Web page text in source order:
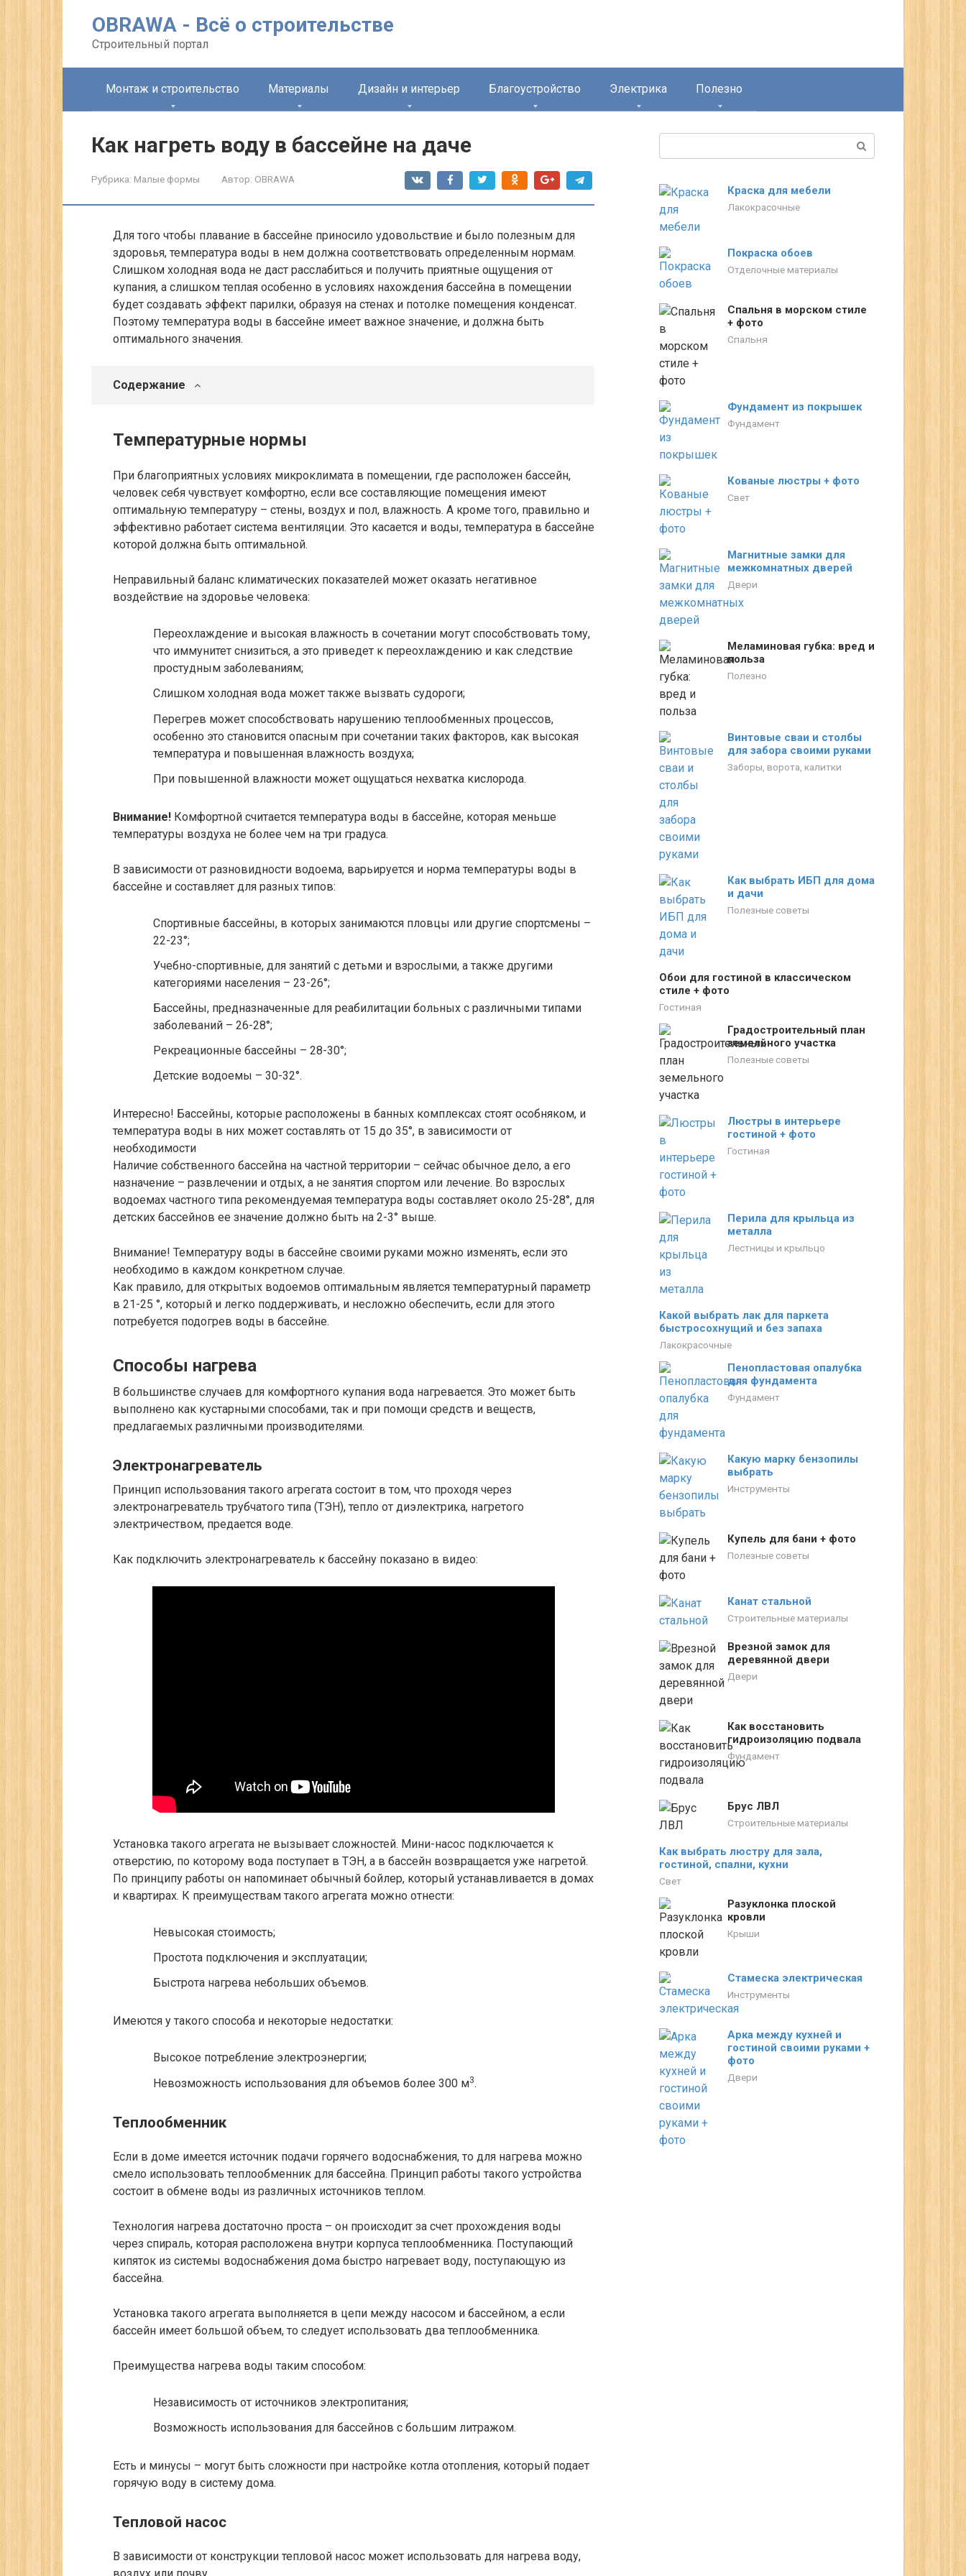
OBRAWA - Всё о строительстве
Строительный портал
Монтаж и строительство Материалы Дизайн и интерьер Благоустройство Электрика Полезно
Как нагреть воду в бассейне на даче
Рубрика: Малые формы Автор: OBRAWA
Для того чтобы плавание в бассейне приносило удовольствие и было полезным для
здоровья, температура воды в нем должна соответствовать определенным нормам.
Слишком холодная вода не даст расслабиться и получить приятные ощущения от
купания, а слишком теплая особенно в условиях нахождения бассейна в помещении
будет создавать эффект парилки, образуя на стенах и потолке помещения конденсат.
Поэтому температура воды в бассейне имеет важное значение, и должна быть
оптимального значения.
Содержание
Температурные нормы
При благоприятных условиях микроклимата в помещении, где расположен бассейн,
человек себя чувствует комфортно, если все составляющие помещения имеют
оптимальную температуру – стены, воздух и пол, влажность. А кроме того, правильно и
эффективно работает система вентиляции. Это касается и воды, температура в бассейне
которой должна быть оптимальной.
Неправильный баланс климатических показателей может оказать негативное
воздействие на здоровье человека:
Переохлаждение и высокая влажность в сочетании могут способствовать тому,
что иммунитет снизиться, а это приведет к переохлаждению и как следствие
простудным заболеваниям;
Слишком холодная вода может также вызвать судороги;
Перегрев может способствовать нарушению теплообменных процессов,
особенно это становится опасным при сочетании таких факторов, как высокая
температура и повышенная влажность воздуха;
При повышенной влажности может ощущаться нехватка кислорода.
Внимание! Комфортной считается температура воды в бассейне, которая меньше
температуры воздуха не более чем на три градуса.
В зависимости от разновидности водоема, варьируется и норма температуры воды в
бассейне и составляет для разных типов:
Спортивные бассейны, в которых занимаются пловцы или другие спортсмены –
22-23°;
Учебно-спортивные, для занятий с детьми и взрослыми, а также другими
категориями населения – 23-26°;
Бассейны, предназначенные для реабилитации больных с различными типами
заболеваний – 26-28°;
Рекреационные бассейны – 28-30°;
Детские водоемы – 30-32°.
Интересно! Бассейны, которые расположены в банных комплексах стоят особняком, и
температура воды в них может составлять от 15 до 35°, в зависимости от
необходимости
Наличие собственного бассейна на частной территории – сейчас обычное дело, а его
назначение – развлечении и отдых, а не занятия спортом или лечение. Во взрослых
водоемах частного типа рекомендуемая температура воды составляет около 25-28°, для
детских бассейнов ее значение должно быть на 2-3° выше.
Внимание! Температуру воды в бассейне своими руками можно изменять, если это
необходимо в каждом конкретном случае.
Как правило, для открытых водоемов оптимальным является температурный параметр
в 21-25 °, который и легко поддерживать, и несложно обеспечить, если для этого
потребуется подогрев воды в бассейне.
Способы нагрева
В большинстве случаев для комфортного купания вода нагревается. Это может быть
выполнено как кустарными способами, так и при помощи средств и веществ,
предлагаемых различными производителями.
Электронагреватель
Принцип использования такого агрегата состоит в том, что проходя через
электронагреватель трубчатого типа (ТЭН), тепло от диэлектрика, нагретого
электричеством, предается воде.
Как подключить электронагреватель к бассейну показано в видео:
Установка такого агрегата не вызывает сложностей. Мини-насос подключается к
отверстию, по которому вода поступает в ТЭН, а в бассейн возвращается уже нагретой.
По принципу работы он напоминает обычный бойлер, который устанавливается в домах
и квартирах. К преимуществам такого агрегата можно отнести:
Невысокая стоимость;
Простота подключения и эксплуатации;
Быстрота нагрева небольших объемов.
Имеются у такого способа и некоторые недостатки:
Высокое потребление электроэнергии;
Невозможность использования для объемов более 300 м3.
Теплообменник
Если в доме имеется источник подачи горячего водоснабжения, то для нагрева можно
смело использовать теплообменник для бассейна. Принцип работы такого устройства
состоит в обмене воды из различных источников теплом.
Технология нагрева достаточно проста – он происходит за счет прохождения воды
через спираль, которая расположена внутри корпуса теплообменника. Поступающий
кипяток из системы водоснабжения дома быстро нагревает воду, поступающую из
бассейна.
Установка такого агрегата выполняется в цепи между насосом и бассейном, а если
бассейн имеет большой объем, то следует использовать два теплообменника.
Преимущества нагрева воды таким способом:
Независимость от источников электропитания;
Возможность использования для бассейнов с большим литражом.
Есть и минусы – могут быть сложности при настройке котла отопления, который подает
горячую воду в систему дома.
Тепловой насос
В зависимости от конструкции тепловой насос может использовать для нагрева воду,
Краска для мебели
Лакокрасочные
Покраска обоев
Отделочные материалы
Спальня в морском стиле
+ фото
Спальня
Фундамент из покрышек
Фундамент
Кованые люстры + фото
Свет
Магнитные замки для
межкомнатных дверей
Двери
Меламиновая губка: вред и
польза
Полезно
Винтовые сваи и столбы
для забора своими руками
Заборы, ворота, калитки
Как выбрать ИБП для дома
и дачи
Полезные советы
Обои для гостиной в классическом
стиле + фото
Гостиная
Градостроительный план
земельного участка
Полезные советы
Люстры в интерьере
гостиной + фото
Гостиная
Перила для крыльца из
металла
Лестницы и крыльцо
Какой выбрать лак для паркета
быстросохнущий и без запаха
Лакокрасочные
Пенопластовая опалубка
для фундамента
Фундамент
Какую марку бензопилы
выбрать
Инструменты
Купель для бани + фото
Полезные советы
Канат стальной
Строительные материалы
Врезной замок для
деревянной двери
Двери
Как восстановить
гидроизоляцию подвала
Фундамент
Брус ЛВЛ
Строительные материалы
Как выбрать люстру для зала,
гостиной, спални, кухни
Свет
Разуклонка плоской
кровли
Крыши
Стамеска электрическая
Инструменты
Арка между кухней и
гостиной своими руками +
фото
Двери